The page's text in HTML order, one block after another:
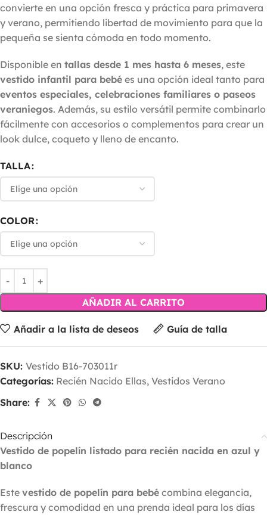
convierte en una opción fresca y práctica para primavera
y verano, permitiendo libertad de movimiento para que la
pequeña se sienta cómoda en todo momento.
Disponible en tallas desde 1 mes hasta 6 meses, este
vestido infantil para bebé es una opción ideal tanto para
eventos especiales, celebraciones familiares o paseos
veraniegos. Además, su estilo versátil permite combinarlo
fácilmente con accesorios o complementos para crear un
look dulce, coqueto y lleno de encanto.
TALLA
COLOR
AÑADIR AL CARRITO
Añadir a la lista de deseos Guía de talla
SKU: Vestido B16-703011r
Categorías: Recién Nacido Ellas, Vestidos Verano
Share:
Descripción
Vestido de popelín listado para recién nacida en azul y
blanco
Este vestido de popelín para bebé combina elegancia,
frescura y comodidad en una prenda ideal para los días